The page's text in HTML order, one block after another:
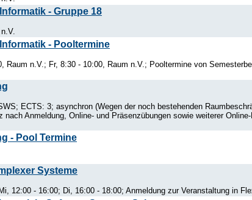
- Gruppe 18
- Pooltermine
Raum n.V.; Fr, 8:30 - 10:00, Raum n.V.; Pooltermine von
ECTS: 3; asynchron (Wegen der noch bestehenden
Anmeldung, Online- und Präsenzübungen sowie weiterer
- Pool Termine
Systeme
12:00 - 16:00; Di, 16:00 - 18:00; Anmeldung zur Veranstaltung in